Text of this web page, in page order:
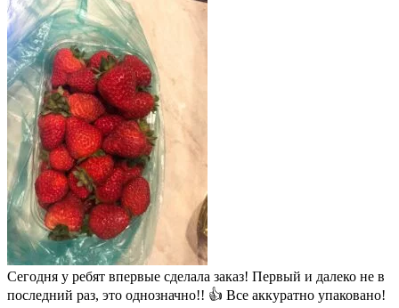
Сегодня у ребят впервые сделала заказ! Первый и далеко не в
последний раз, это однозначно!! 👍 Все аккуратно упаковано!